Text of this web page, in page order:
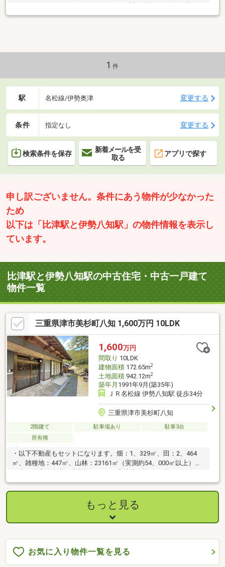
満喫できます。周辺には道
1 件
駅 名松線/伊勢奥津 変更する
条件 指定なし 変更する
検索条件を保存
新着メールを受
取る
アプリで探す
申し訳ございません。条件にあう物件が少なかった
ため
以下は「比津駅と伊勢八知駅」の物件情報を表示し
ています。
比津駅と伊勢八知駅の中古住宅・中古一戸建て
物件一覧
三重県津市美杉町八知 1,600万円 10LDK
1,600万円
間取り 10LDK
建物面積172.65m2
土地面積942.12m2
築年月 1991年9月(築35年)
ＪＲ名松線 伊勢八知駅 徒歩34分
三重県津市美杉町八知
2階建て 駐車場あり
駐車3台
所有権
・以下不動産もセットになります。畑：1、329㎡、田：2、464
㎡、雑種地：447㎡、山林：23161㎡（実測約54、000㎡以上）そ
合計37筆ありますが、内1筆が持分2分の1のみの売買です。
もっと見る
お気に入り物件一覧を見る